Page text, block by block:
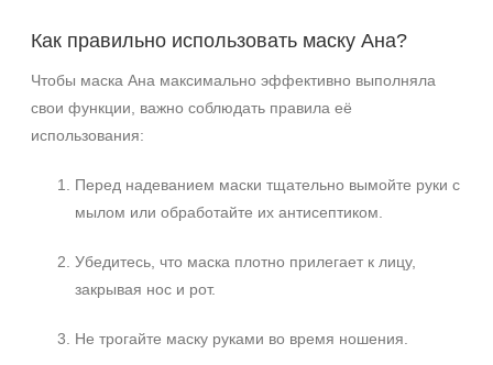
Как правильно использовать маску Ана?
Чтобы маска Ана максимально эффективно выполняла
свои функции, важно соблюдать правила её
использования:
Перед надеванием маски тщательно вымойте руки с
мылом или обработайте их антисептиком.
Убедитесь, что маска плотно прилегает к лицу,
закрывая нос и рот.
Не трогайте маску руками во время ношения.